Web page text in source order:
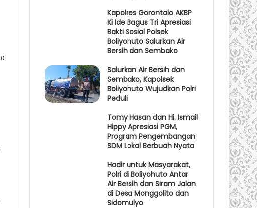
0
Kapolres Gorontalo AKBP
Ki Ide Bagus Tri Apresiasi
Bakti Sosial Polsek
Boliyohuto Salurkan Air
Bersih dan Sembako
Salurkan Air Bersih dan
Sembako, Kapolsek
Boliyohuto Wujudkan Polri
Peduli
Tomy Hasan dan Hi. Ismail
Hippy Apresiasi PGM,
Program Pengembangan
SDM Lokal Berbuah Nyata
Hadir untuk Masyarakat,
Polri di Boliyohuto Antar
Air Bersih dan Siram Jalan
di Desa Monggolito dan
Sidomulyo